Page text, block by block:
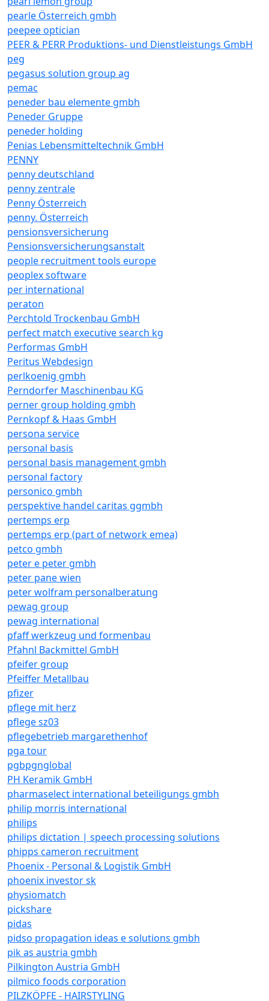
pearle Österreich gmbh
peepee optician
PEER & PERR Produktions- und Dienstleistungs GmbH
peg
pegasus solution group ag
pemac
peneder bau elemente gmbh
Peneder Gruppe
peneder holding
Penias Lebensmitteltechnik GmbH
PENNY
penny deutschland
penny zentrale
Penny Österreich
penny. Österreich
pensionsversicherung
Pensionsversicherungsanstalt
people recruitment tools europe
peoplex software
per international
peraton
Perchtold Trockenbau GmbH
perfect match executive search kg
Performas GmbH
Peritus Webdesign
perlkoenig gmbh
Perndorfer Maschinenbau KG
perner group holding gmbh
Pernkopf & Haas GmbH
persona service
personal basis
personal basis management gmbh
personal factory
personico gmbh
perspektive handel caritas ggmbh
pertemps erp
pertemps erp (part of network emea)
petco gmbh
peter e peter gmbh
peter pane wien
peter wolfram personalberatung
pewag group
pewag international
pfaff werkzeug und formenbau
Pfahnl Backmittel GmbH
pfeifer group
Pfeiffer Metallbau
pfizer
pflege mit herz
pflege sz03
pflegebetrieb margarethenhof
pga tour
pgbpgnglobal
PH Keramik GmbH
pharmaselect international beteiligungs gmbh
philip morris international
philips
philips dictation | speech processing solutions
phipps cameron recruitment
Phoenix - Personal & Logistik GmbH
phoenix investor sk
physiomatch
pickshare
pidas
pidso propagation ideas e solutions gmbh
pik as austria gmbh
Pilkington Austria GmbH
pilmico foods corporation
PILZKÖPFE - HAIRSTYLING